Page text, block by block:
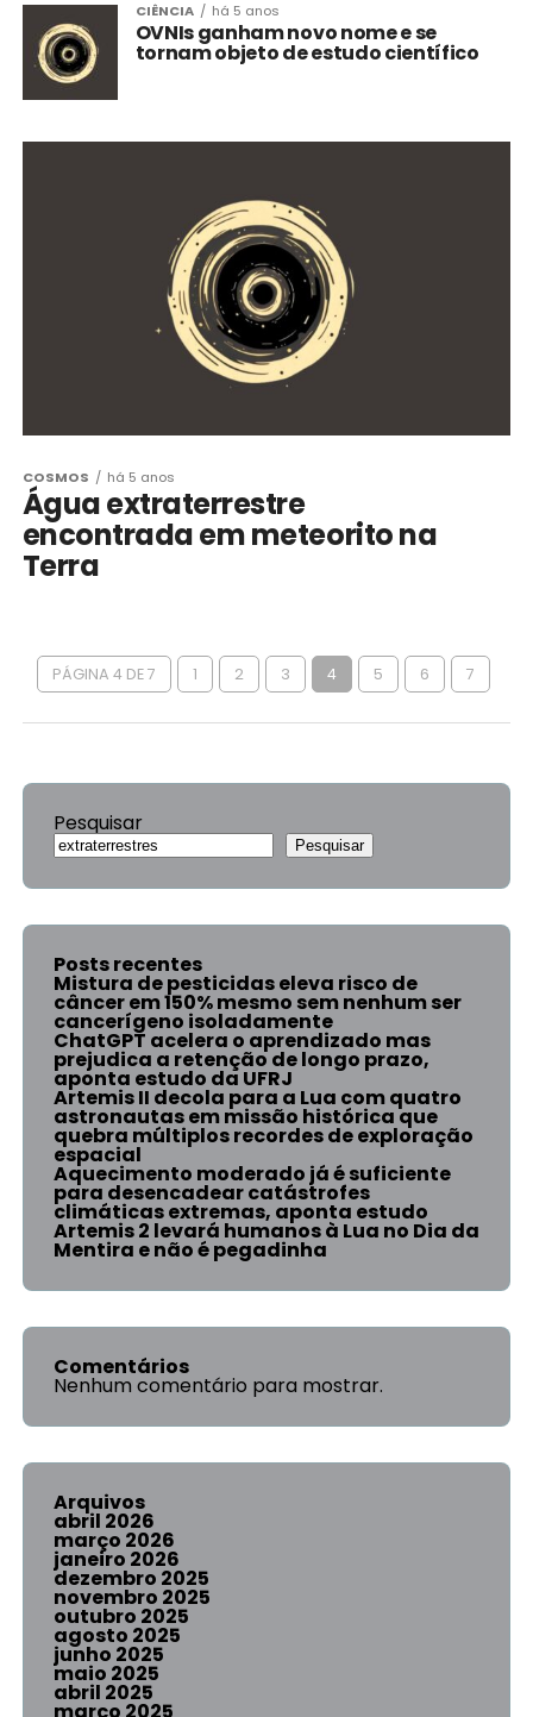
CIÊNCIA há 5 anos
OVNIs ganham novo nome e se
tornam objeto de estudo científico
COSMOS há 5 anos
Água extraterrestre
encontrada em meteorito na
Terra
PÁGINA 4 DE 7 1 2 3 4 5 6 7
Pesquisar
Pesquisar
Posts recentes
Mistura de pesticidas eleva risco de
câncer em 150% mesmo sem nenhum ser
cancerígeno isoladamente
ChatGPT acelera o aprendizado mas
prejudica a retenção de longo prazo,
aponta estudo da UFRJ
Artemis II decola para a Lua com quatro
astronautas em missão histórica que
quebra múltiplos recordes de exploração
espacial
Aquecimento moderado já é suficiente
para desencadear catástrofes
climáticas extremas, aponta estudo
Artemis 2 levará humanos à Lua no Dia da
Mentira e não é pegadinha
Comentários
Nenhum comentário para mostrar.
Arquivos
abril 2026
março 2026
janeiro 2026
dezembro 2025
novembro 2025
outubro 2025
agosto 2025
junho 2025
maio 2025
abril 2025
março 2025